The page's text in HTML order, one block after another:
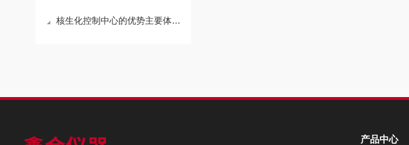
核生化控制中心的优势主要体现在三个方面
产品中心